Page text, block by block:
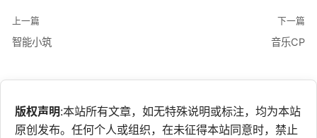
上一篇
智能小筑
下一篇
音乐CP
版权声明:本站所有文章，如无特殊说明或标注，均为本站
原创发布。任何个人或组织，在未征得本站同意时，禁止